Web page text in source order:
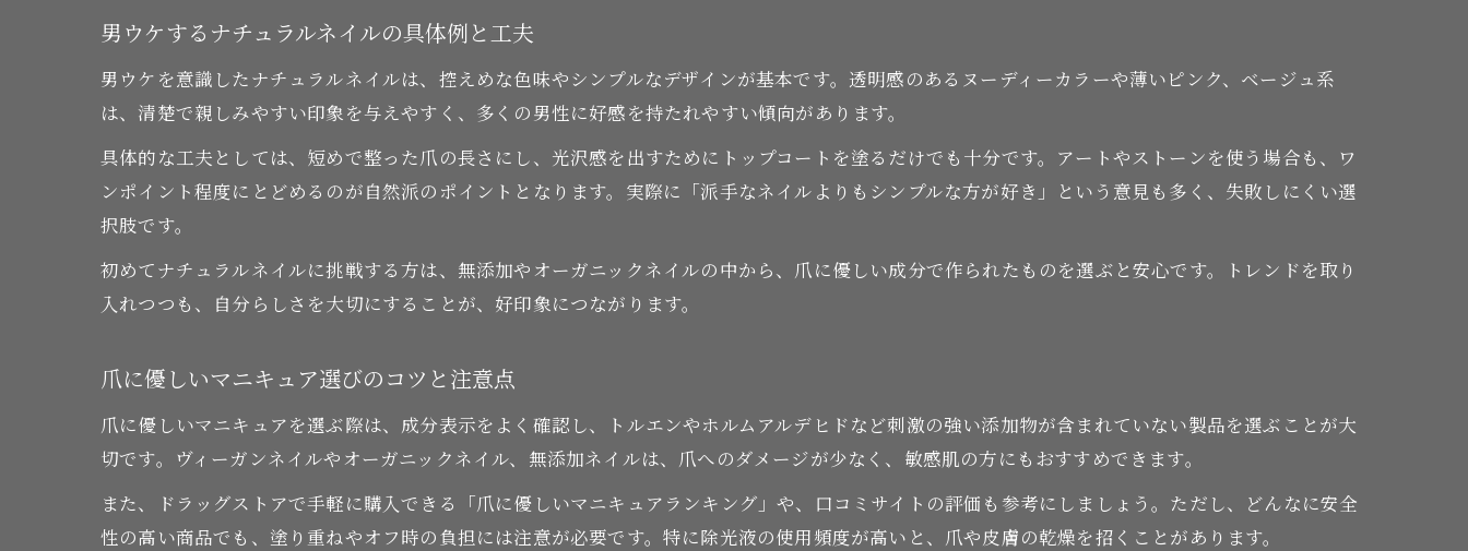
セルフネイルで爪に優しい仕上げのコツ
赤ちゃんにも使えるネイルを選ぶポイント
赤ちゃんにも安心なオーガニックネイルの選び方
無添加ネイルが支持される理由と安全性
ネイル選びで注目したい成分と安全基準
敏感肌や子供にもおすすめのネイルとは
男ウケするナチュラルネイルの具体例と工夫
男ウケを意識したナチュラルネイルは、控えめな色味やシンプルなデザインが基本です。透明感のあるヌーディーカラーや薄いピンク、ベージュ系
は、清楚で親しみやすい印象を与えやすく、多くの男性に好感を持たれやすい傾向があります。
具体的な工夫としては、短めで整った爪の長さにし、光沢感を出すためにトップコートを塗るだけでも十分です。アートやストーンを使う場合も、ワ
ンポイント程度にとどめるのが自然派のポイントとなります。実際に「派手なネイルよりもシンプルな方が好き」という意見も多く、失敗しにくい選
択肢です。
初めてナチュラルネイルに挑戦する方は、無添加やオーガニックネイルの中から、爪に優しい成分で作られたものを選ぶと安心です。トレンドを取り
入れつつも、自分らしさを大切にすることが、好印象につながります。
爪に優しいマニキュア選びのコツと注意点
爪に優しいマニキュアを選ぶ際は、成分表示をよく確認し、トルエンやホルムアルデヒドなど刺激の強い添加物が含まれていない製品を選ぶことが大
切です。ヴィーガンネイルやオーガニックネイル、無添加ネイルは、爪へのダメージが少なく、敏感肌の方にもおすすめできます。
また、ドラッグストアで手軽に購入できる「爪に優しいマニキュアランキング」や、口コミサイトの評価も参考にしましょう。ただし、どんなに安全
性の高い商品でも、塗り重ねやオフ時の負担には注意が必要です。特に除光液の使用頻度が高いと、爪や皮膚の乾燥を招くことがあります。